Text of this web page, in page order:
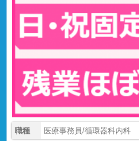
職種 医療事務員/循環器科内科